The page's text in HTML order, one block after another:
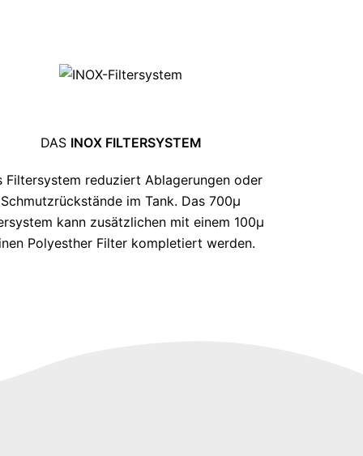
DAS INOX FILTERSYSTEM
Filtersystem reduziert Ablagerungen oder
Schmutzrückstände im Tank. Das 700μ
kann zusätzlichen mit einem 100μ
Polyesther Filter kompletiert werden.